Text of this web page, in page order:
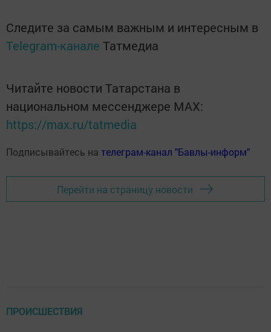
Следите за самым важным и интересным в
Telegram-канале Татмедиа
Читайте новости Татарстана в
национальном мессенджере MАХ:
https://max.ru/tatmedia
Подписывайтесь на телеграм-канал "Бавлы-информ"
Перейти на страницу новости
ПРОИСШЕСТВИЯ